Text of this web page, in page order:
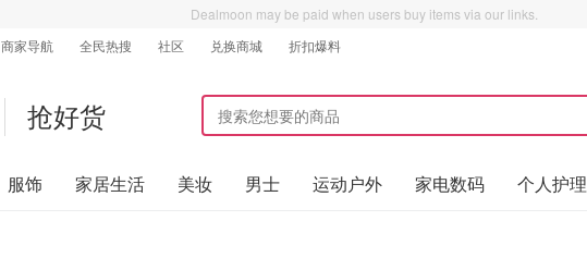
Dealmoon may be paid when users buy items via our links.
商家导航 全民热搜 社区 兑换商城 折扣爆料
抢好货
服饰 家居生活 美妆 男士 运动户外 家电数码 个人护理